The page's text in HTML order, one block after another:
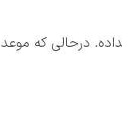
خودروها را تحویل نداده. درحالی که موعد